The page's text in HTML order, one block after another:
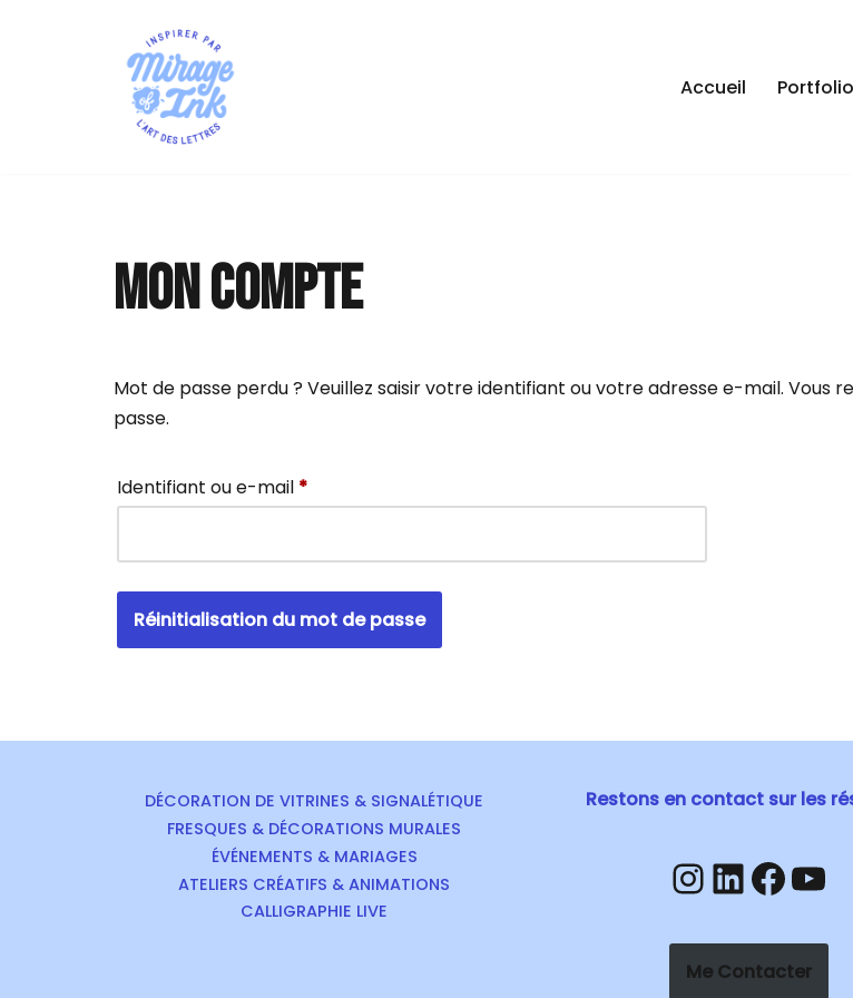
Accueil Portfolio
Mon compte
Mot de passe perdu ? Veuillez saisir votre identifiant ou votre adresse e-mail.
passe.
Identifiant ou e-mail *
Réinitialisation du mot de passe
DÉCORATION DE VITRINES & SIGNALÉTIQUE
FRESQUES & DÉCORATIONS MURALES
ÉVÉNEMENTS & MARIAGES
ATELIERS CRÉATIFS & ANIMATIONS
CALLIGRAPHIE LIVE
Restons en contact sur les
Me Contacter